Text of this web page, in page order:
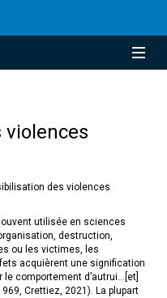
violences
des violences
utilisée en sciences
destruction,
ou les victimes, les
acquièrent une signification
le comportement d’autrui…[et]
Crettiez, 2021). La plupart